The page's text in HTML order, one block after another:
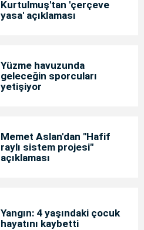
Kurtulmuş'tan 'çerçeve
yasa' açıklaması
Yüzme havuzunda
geleceğin sporcuları
yetişiyor
Memet Aslan'dan "Hafif
raylı sistem projesi"
açıklaması
Yangın: 4 yaşındaki çocuk
hayatını kaybetti